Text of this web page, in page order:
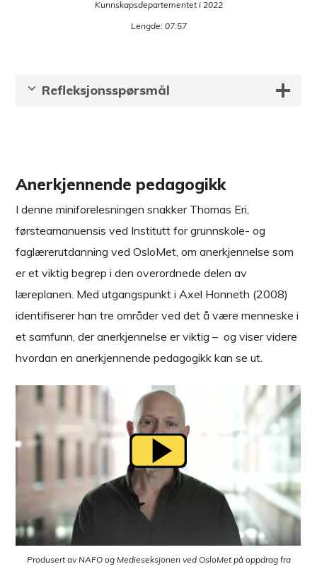
Kunnskapsdepartementet i 2022
Lengde: 07:57
Refleksjonsspørsmål
Anerkjennende pedagogikk
I denne miniforelesningen snakker Thomas Eri,
førsteamanuensis ved Institutt for grunnskole- og
faglærerutdanning ved OsloMet, om anerkjennelse som
er et viktig begrep i den overordnede delen av
læreplanen. Med utgangspunkt i Axel Honneth (2008)
identifiserer han tre områder ved det å være menneske i
et samfunn, der anerkjennelse er viktig – og viser videre
hvordan en anerkjennende pedagogikk kan se ut.
Produsert av NAFO og Medieseksjonen ved OsloMet på oppdrag fra